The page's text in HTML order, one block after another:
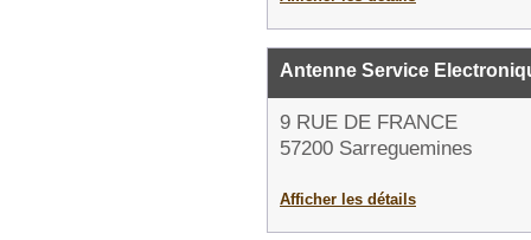
Antenne Service
9 RUE DE FRANCE
57200 Sarreguemines
Afficher les détails